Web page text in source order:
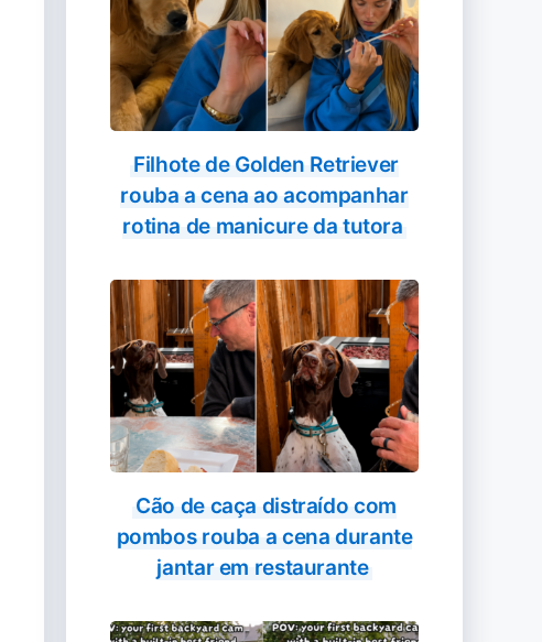
Filhote de Golden Retriever
rouba a cena ao acompanhar
rotina de manicure da tutora
Cão de caça distraído com
pombos rouba a cena durante
jantar em restaurante